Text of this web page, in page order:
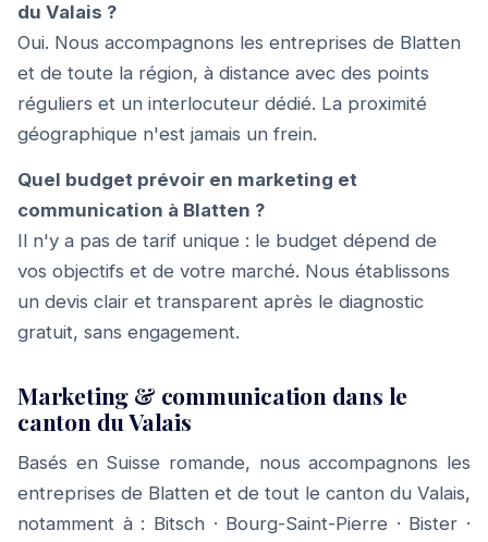
du Valais ?
Oui. Nous accompagnons les entreprises de Blatten
et de toute la région, à distance avec des points
réguliers et un interlocuteur dédié. La proximité
géographique n'est jamais un frein.
Quel budget prévoir en marketing et
communication à Blatten ?
Il n'y a pas de tarif unique : le budget dépend de
vos objectifs et de votre marché. Nous établissons
un devis clair et transparent après le diagnostic
gratuit, sans engagement.
Marketing & communication dans le
canton du Valais
Basés en Suisse romande, nous accompagnons les
entreprises de Blatten et de tout le canton du Valais,
notamment à : Bitsch· Bourg-Saint-Pierre · Bister ·